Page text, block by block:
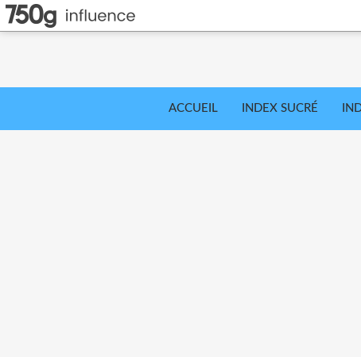
ACCUEIL INDEX SUCRÉ